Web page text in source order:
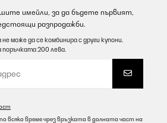
имейли, за да бъдете първият,
разпродажби.
може да се комбинира с други купони.
200 лева.
всяко време чрез връзката в долната част на